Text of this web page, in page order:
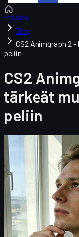
Etusivu
Blog
CS2 Animgraph 2
peliin
CS2
tärkeät
peliin